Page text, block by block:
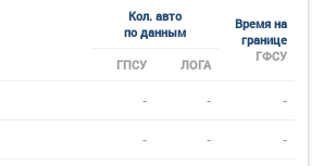
Кол. авто
по данным
Время на
границе
ГФСУ
ГПСУ ЛОГА
- - -
- - -